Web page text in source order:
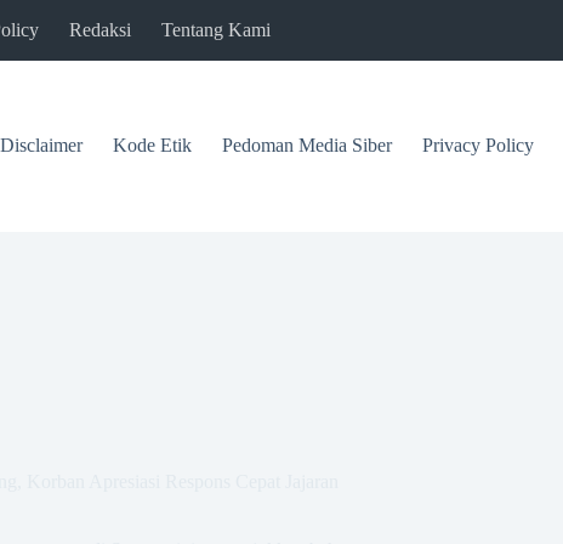
Redaksi Tentang Kami
Disclaimer Kode Etik Pedoman Media Siber Privacy Policy